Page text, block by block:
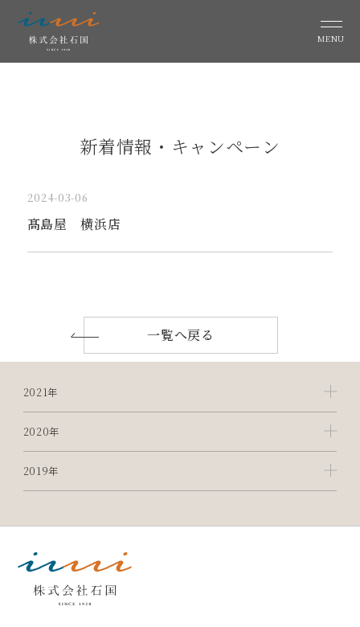
MENU
新着情報・キャンペーン
2024-03-06
髙島屋 横浜店
一覧へ戻る
2021年
2020年
2019年